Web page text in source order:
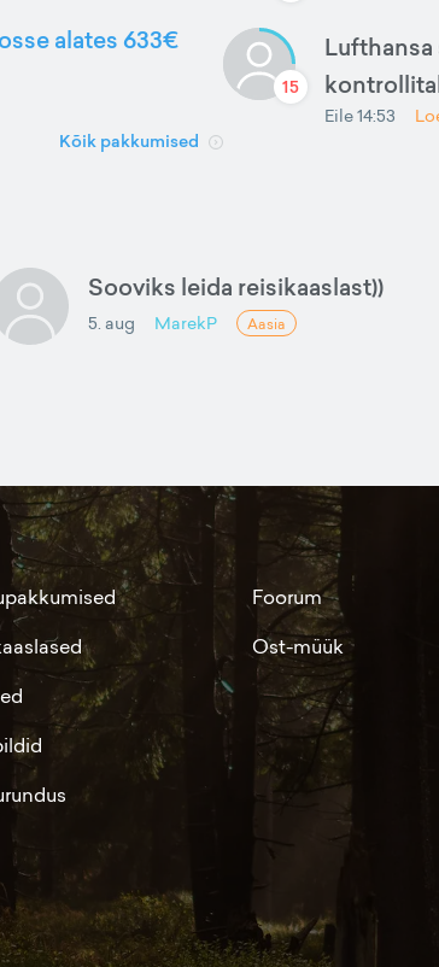
alates 633€
Kõik pakkumised
15
Lufthansa
Eile 14:53
Sooviks leida reisikaaslast))
5. aug MarekP Aasia
Foorum
Ost-müük